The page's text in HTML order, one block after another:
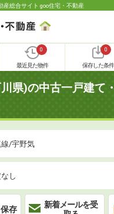
産総合サイト goo住宅・不動産
0
最近見た物件
0
保存した条件
県)の中古一戸建て
/宇野気
し
存
新着メールを受